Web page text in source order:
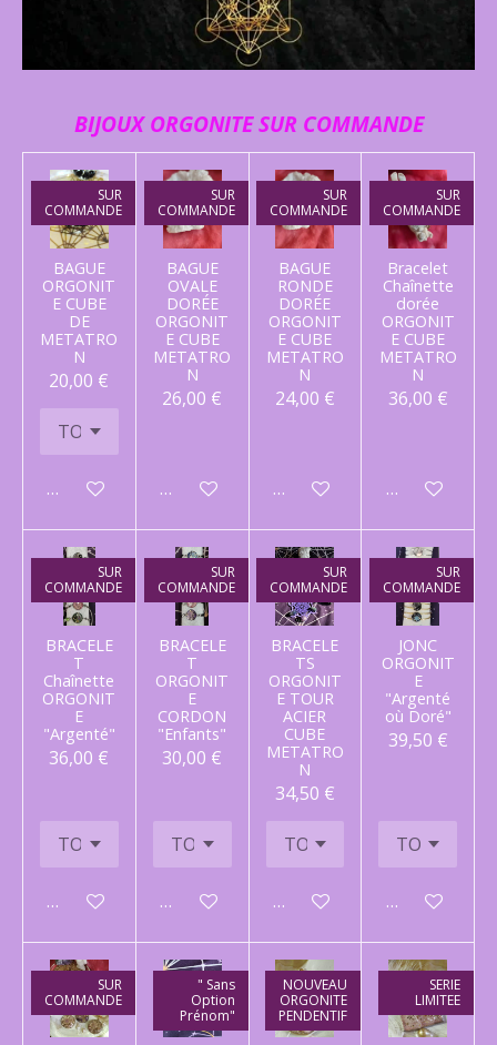
BIJOUX ORGONITE SUR COMMANDE
SUR
COMMANDE
BAGUE
ORGONIT
E CUBE
DE
METATRO
N
20,00 €
Ajouter au panier
SUR
COMMANDE
BAGUE
OVALE
DORÉE
ORGONIT
E CUBE
METATRO
N
26,00 €
Ajouter au panier
SUR
COMMANDE
BAGUE
RONDE
DORÉE
ORGONIT
E CUBE
METATRO
N
24,00 €
Ajouter au panier
SUR
COMMANDE
Bracelet
Chaînette
dorée
ORGONIT
E CUBE
METATRO
N
36,00 €
Ajouter au
SUR
COMMANDE
BRACELE
T
Chaînette
ORGONIT
E
"Argenté"
36,00 €
Ajouter au panier
SUR
COMMANDE
BRACELE
T
ORGONIT
E
CORDON
"Enfants"
30,00 €
Ajouter au panier
SUR
COMMANDE
BRACELE
TS
ORGONIT
E TOUR
ACIER
CUBE
METATRO
N
34,50 €
Ajouter au panier
SUR
COMMANDE
JONC
ORGONIT
E
"Argenté
où Doré"
39,50 €
Ajouter au
SUR
COMMANDE
" Sans
Option
Prénom"
NOUVEAU
ORGONITE
PENDENTIF
SERIE
LIMITEE